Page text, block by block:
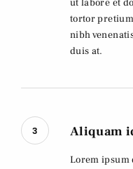
ut labore et
tortor
nibh
duis at.
3 Aliquam
Lorem ipsum